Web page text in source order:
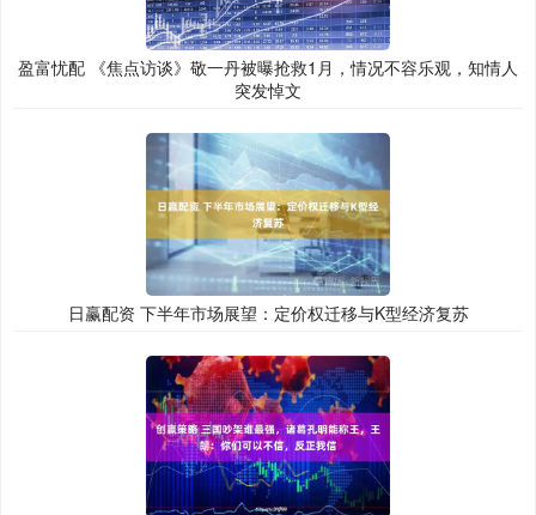
盈富忧配 《焦点访谈》敬一丹被曝抢救1月，情况不容乐观，知情人
突发悼文
日赢配资 下半年市场展望：定价权迁移与K型经济复苏